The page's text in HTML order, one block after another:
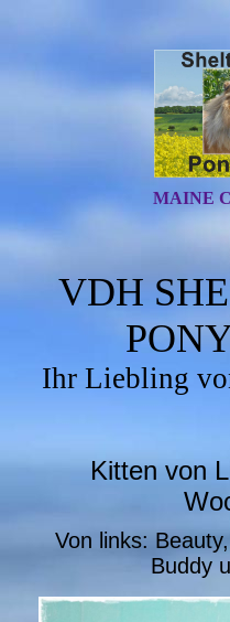
MAINE
VDH
Ihr Liebling
Kitten von
Von links:
Buddy